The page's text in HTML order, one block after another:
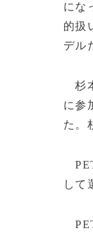
にな
的扱
デル
杉
に参
た。
して